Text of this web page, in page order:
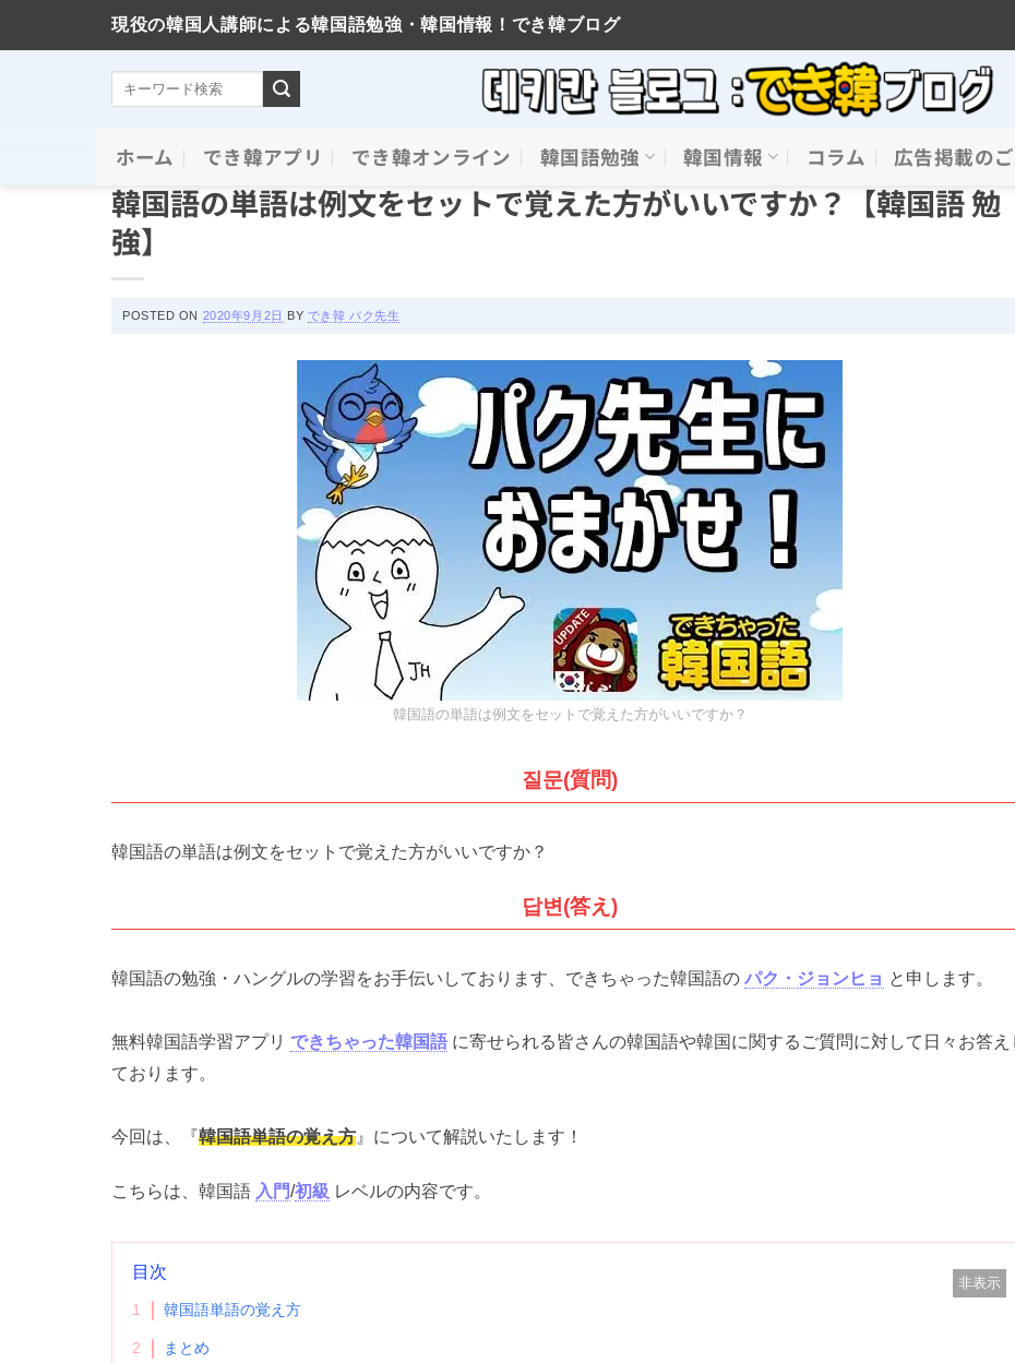
現役の韓国人講師による韓国語勉強・韓国情報！でき韓ブログ
ホーム でき韓アプリ でき韓オンライン 韓国語勉強 韓国情報 コラム 広告掲載の
おすすめの勉強法
韓国語の単語は例文をセットで覚えた方がいいですか？【韓国語 勉
強】
POSTED ON 2020年9月2日 BY でき韓 パク先生
韓国語の単語は例文をセットで覚えた方がいいですか？
질문(質問)
韓国語の単語は例文をセットで覚えた方がいいですか？
답변(答え)
韓国語の勉強・ハングルの学習をお手伝いしております、できちゃった韓国語の パク・ジョンヒョ と申します。
無料韓国語学習アプリ できちゃった韓国語 に寄せられる皆さんの韓国語や韓国に関するご質問に対して日々お答え
ております。
今回は、『韓国語単語の覚え方 』について解説いたします！
こちらは、韓国語 入門/初級 レベルの内容です。
目次
非表示
1 韓国語単語の覚え方
2 まとめ